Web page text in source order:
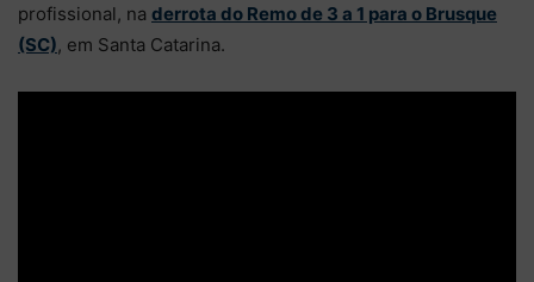
profissional, na derrota do Remo de 3 a 1 para o Brusque
(SC), em Santa Catarina.